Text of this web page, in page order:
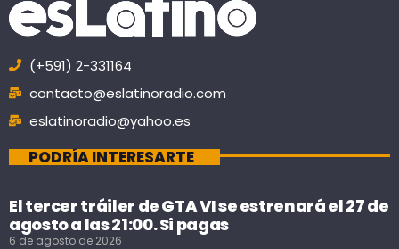
(+591) 2-331164
contacto@eslatinoradio.com
eslatinoradio@yahoo.es
PODRÍA INTERESARTE
El tercer tráiler de GTA VI se estrenará el 27 de
agosto a las 21:00. Si pagas
6 de agosto de 2026